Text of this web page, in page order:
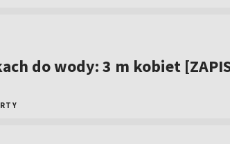
do wody: 3 m kobiet